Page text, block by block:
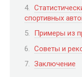
спортивных
Примеры из
Советы и
Заключение